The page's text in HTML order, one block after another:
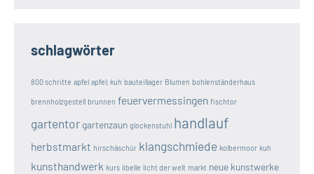
schlagwörter
800 schritte apfel apfel; kuh bauteillager Blumen bohlenständerhaus
brennholzgestell brunnen feuervermessingen fischtor
gartentor gartenzaun glockenstuhl handlauf
herbstmarkt hirschäschür klangschmiede kolbermoor kuh
kunsthandwerk kurs libelle licht der welt markt neue kunstwerke